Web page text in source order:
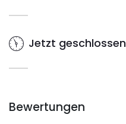
Jetzt geschlossen
Bewertungen